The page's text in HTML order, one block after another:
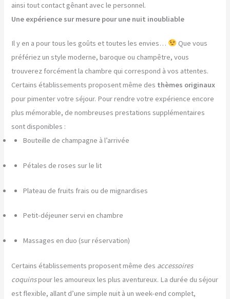
ainsi tout contact gênant avec le personnel.
Une expérience sur mesure pour une nuit inoubliable
Il y en a pour tous les goûts et toutes les envies…
Que vous
préfériez un style moderne, baroque ou champêtre, vous
trouverez forcément la chambre qui correspond à vos attentes.
Certains établissements proposent même des thèmes originaux
pour pimenter votre séjour. Pour rendre votre expérience encore
plus mémorable, de nombreuses prestations supplémentaires
sont disponibles :
Bouteille de champagne à l’arrivée
Pétales de roses sur le lit
Plateau de fruits frais ou de mignardises
Petit-déjeuner servi en chambre
Massages en duo (sur réservation)
Certains établissements proposent même des accessoires
coquinspour les amoureux les plus aventureux. La durée du séjour
est flexible, allant d’une simple nuit à un week-end complet,